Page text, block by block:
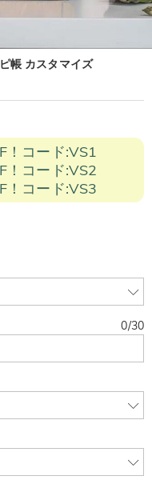
帳 カスタマイズ
！コード:VS1
！コード:VS2
！コード:VS3
0/30